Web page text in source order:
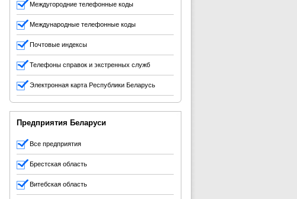
Междугородние телефонные коды
Международные телефонные коды
Почтовые индексы
Телефоны справок и экстренных служб
Электронная карта Республики Беларусь
Предприятия Беларуси
Все предприятия
Брестская область
Витебская область